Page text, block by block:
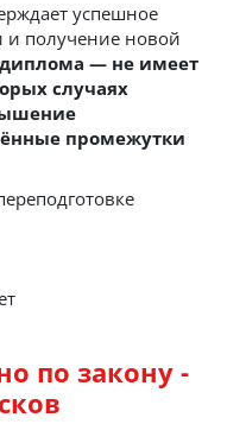
успешное
получение новой
— не имеет
случаях
промежутки
по закону -